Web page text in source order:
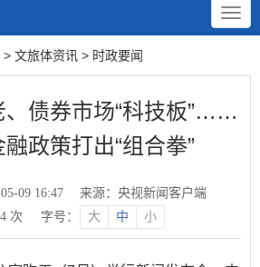
> 文旅体资讯 > 时政要闻
、债券市场“科技板”……
政策打出“组合拳”
09 16:47
来源：央视新闻客户端
次 字号： 大 中 小